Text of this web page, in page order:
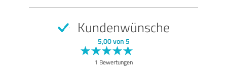
Kundenwünsche
5,00 von 5
1 Bewertungen